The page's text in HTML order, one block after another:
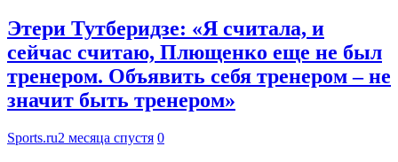
Этери Тутберидзе: «Я считала, и
сейчас считаю, Плющенко еще не был
тренером. Объявить себя тренером – не
значит быть тренером»
Sports.ru2 месяца спустя 0